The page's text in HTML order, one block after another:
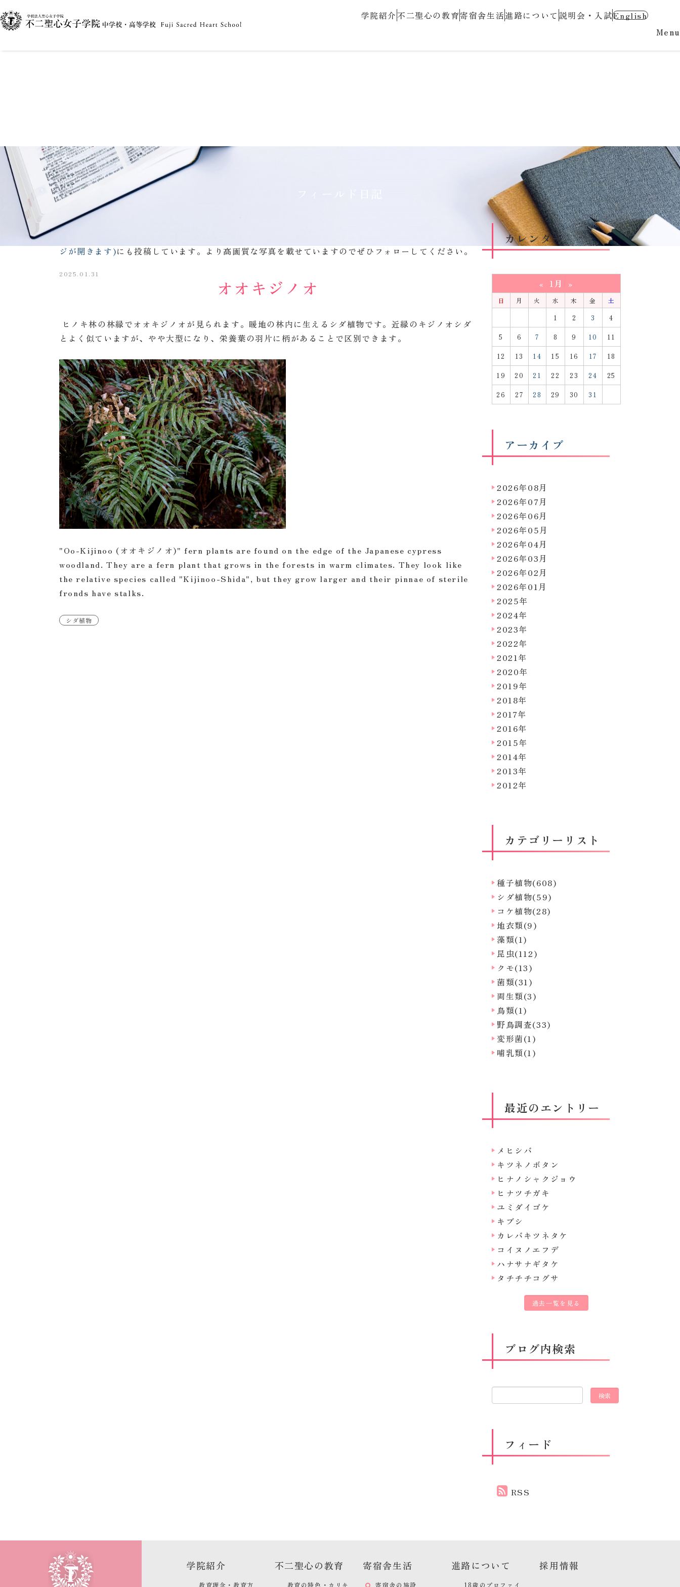
学院紹介不二聖心の教育寄宿舎生活進路について 説明会・入試English
Menu
〇お知らせ〇
ジが開きます)にも投稿しています。より高画質な写真を載せていますのでぜひフォローしてください。
2025.01.31
オオキジノオ
ヒノキ林の林縁でオオキジノオが見られます。暖地の林内に生えるシダ植物です。近縁のキジノオシダ
とよく似ていますが、やや大型になり、栄養葉の羽片に柄があることで区別できます。
"Oo-Kijinoo (オオキジノオ)" fern plants are found on the edge of the Japanese cypress
woodland. They are a fern plant that grows in the forests in warm climates. They look like
the relative species called "Kijinoo-Shida", but they grow larger and their pinnae of sterile
fronds have stalks.
シダ植物
カレンダー
« 1月 »
日 月 火 水 木 金
土
1
2 3 4
5 6 7 8 9 10 11
12 13 14 15 16 17 18
19 20 21 22 23 24 25
26 27 28 29 30 31
アーカイブ
2026年08月
2026年07月
2026年06月
2026年05月
2026年04月
2026年03月
2026年02月
2026年01月
2025年
2024年
2023年
2022年
2021年
2020年
2019年
2018年
2017年
2016年
2015年
2014年
2013年
2012年
カテゴリーリスト
種子植物(608)
シダ植物(59)
コケ植物(28)
地衣類(9)
藻類(1)
昆虫(112)
クモ(13)
菌類(31)
両生類(3)
鳥類(1)
野鳥調査(33)
変形菌(1)
哺乳類(1)
最近のエントリー
メヒシバ
キツネノボタン
ヒナノシャクジョウ
ヒナツチガキ
ユミダイゴケ
キブシ
カレバキツネタケ
コイヌノエフデ
ハナサナギタケ
タチチチコグサ
過去一覧を見る
ブログ内検索
フィード
RSS
学院紹介
教育理念・教育方
不二聖心の教育
教育の特色・カリキ
寄宿舎生活
寄宿舎の施設
進路について
18歳のプロファイ
採用情報